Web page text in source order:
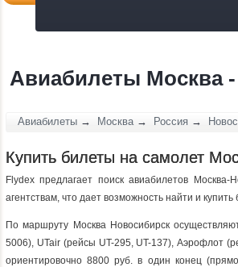
Авиабилеты Москва
Авиабилеты → Москва → Россия →
Купить билеты на самолет
Flydex предлагает поиск авиабилетов
агентствам, что дает возможность найти и
По маршруту Москва Новосибирск
5006), UTair (рейсы UT-295, UT-137), Аэрофлот
ориентировочно 8800 руб. в один конец